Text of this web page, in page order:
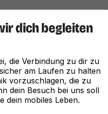
dich begleiten
die Verbindung zu dir zu
am Laufen zu halten
vorzuschlagen, die zu
dein Besuch bei uns soll
dein mobiles Leben.